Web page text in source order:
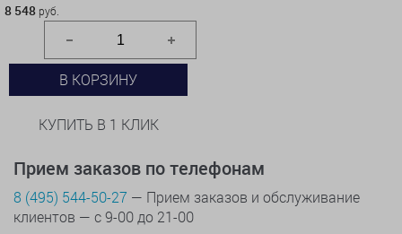
8 548 руб.
В КОРЗИНУ
КУПИТЬ В 1 КЛИК
Прием заказов по телефонам
8 (495) 544-50-27 — Прием заказов и обслуживание
клиентов — с 9-00 до 21-00